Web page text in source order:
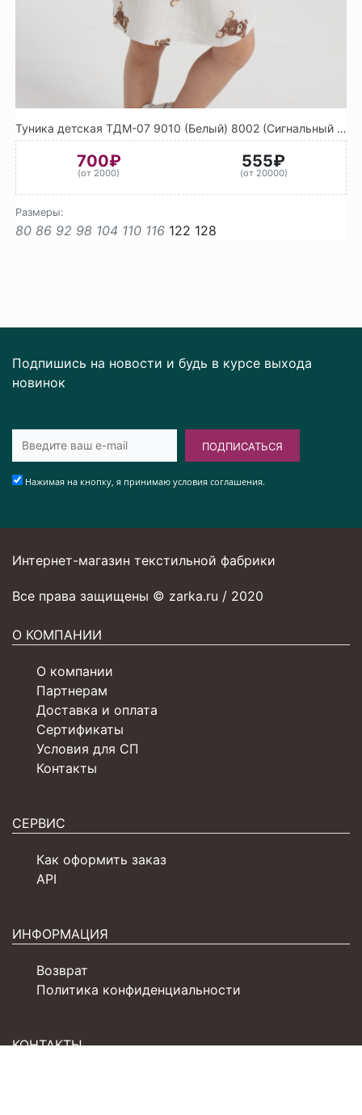
Туника детская ТДМ-07 9010 (Белый) 8002 (Сигнальный коричневый)
700₽
(от 2000)
555₽
(от 20000)
Размеры:
80 86 92 98 104 110 116 122 128
Подпишись на новости и будь в курсе выхода
новинок
ПОДПИСАТЬСЯ
Нажимая на кнопку, я принимаю условия соглашения.
Интернет-магазин текстильной фабрики
Все права защищены © zarka.ru / 2020
О КОМПАНИИ
О компании
Партнерам
Доставка и оплата
Сертификаты
Условия для СП
Контакты
СЕРВИС
Как оформить заказ
API
ИНФОРМАЦИЯ
Возврат
Политика конфиденциальности
КОНТАКТЫ